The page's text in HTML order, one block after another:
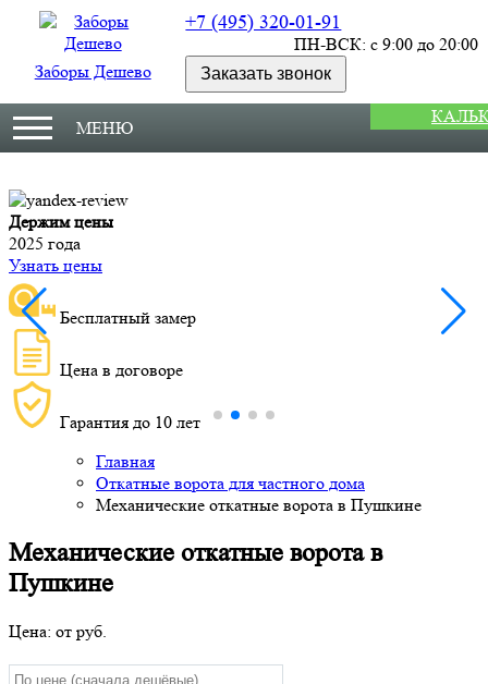
Заборы Дешево
+7 (495) 320-01-91
ПН-ВСК: с 9:00 до 20:00
Заказать звонок
МЕНЮ
Держим цены
2025 года
Узнать цены
Бесплатный замер
Цена в договоре
Гарантия до 10 лет
Главная
Откатные ворота для частного дома
Механические откатные ворота в Пушкине
Механические откатные ворота в
Пушкине
Цена: от руб.